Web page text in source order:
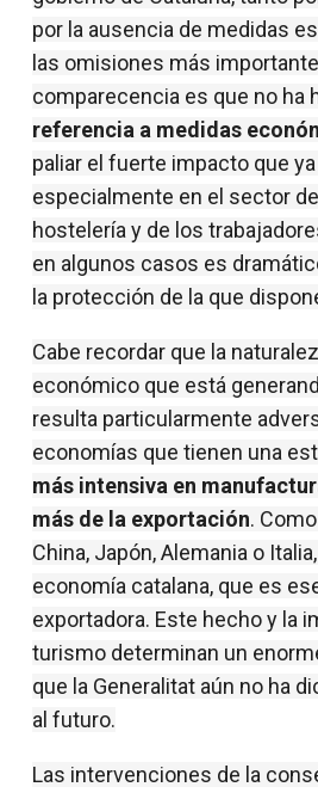
por la ausencia de medidas
las omisiones más
comparecencia es que no ha
referencia a medidas
paliar el fuerte impacto que
especialmente en el sector
hostelería y de los
en algunos casos es
la protección de la que
Cabe recordar que la
económico que está
resulta particularmente
más intensiva en
más de la exportación.
China, Japón, Alemania o
economía catalana, que es
exportadora. Este hecho y la
turismo determinan un
que la Generalitat aún no ha
al futuro.
Las intervenciones de la